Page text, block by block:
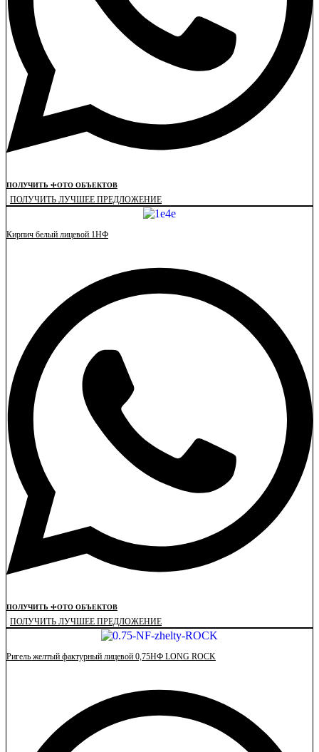
ПОЛУЧИТЬ ФОТО ОБЪЕКТОВ
ПОЛУЧИТЬ ЛУЧШЕЕ ПРЕДЛОЖЕНИЕ
Кирпич белый лицевой 1НФ
ПОЛУЧИТЬ ФОТО ОБЪЕКТОВ
ПОЛУЧИТЬ ЛУЧШЕЕ ПРЕДЛОЖЕНИЕ
Ригель желтый фактурный лицевой 0,75НФ LONG ROCK